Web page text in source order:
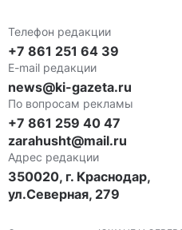
Телефон редакции
+7 861 251 64 39
E-mail редакции
news@ki-gazeta.ru
По вопросам рекламы
+7 861 259 40 47
zarahusht@mail.ru
Адрес редакции
350020, г. Краснодар,
ул.Северная, 279